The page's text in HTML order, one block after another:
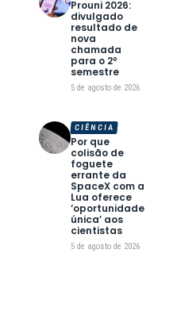
Prouni 2026:
divulgado
resultado de
nova
chamada
para o 2º
semestre
5 de agosto de 2026
Por que
colisão de
foguete
errante da
SpaceX com a
Lua oferece
‘oportunidade
única’ aos
cientistas
5 de agosto de 2026
CIÊNCIA